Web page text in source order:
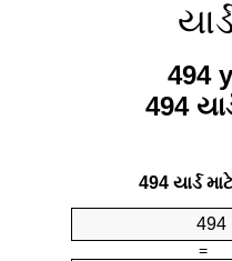
494
494
494 યાર્ડ
=